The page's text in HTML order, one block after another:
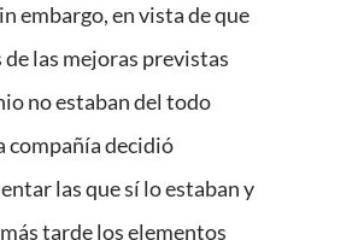
embargo, en vista de que
de las mejoras previstas
no estaban del todo
compañía decidió
las que sí lo estaban y
tarde los elementos